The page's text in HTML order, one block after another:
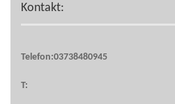
Kontakt:
Telefon:03738480945
T: